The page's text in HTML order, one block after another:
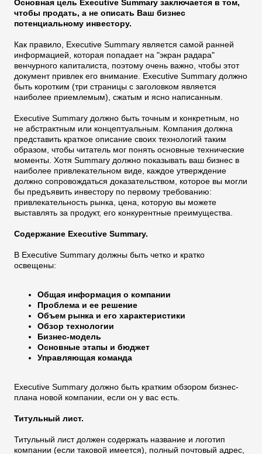
Основная цель Executive Summary заключается в том,
чтобы продать, а не описать Ваш бизнес
потенциальному инвестору.
Как правило, Executive Summary является самой ранней
информацией, которая попадает на "экран радара"
венчурного капиталиста, поэтому очень важно, чтобы этот
документ привлек его внимание. Executive Summary должно
быть коротким (три страницы с заголовком является
наиболее приемлемым), сжатым и ясно написанным.
Executive Summary должно быть точным и конкретным, но
не абстрактным или концептуальным. Компания должна
представить краткое описание своих технологий таким
образом, чтобы читатель мог понять основные технические
моменты. Хотя Summary должно показывать ваш бизнес в
наиболее привлекательном виде, каждое утверждение
должно сопровождаться доказательством, которое вы могли
бы предъявить инвестору по первому требованию:
привлекательность рынка, цена, которую вы можете
выставлять за продукт, его конкурентные преимущества.
Содержание Executive Summary.
В Executive Summary должны быть четко и кратко
освещены:
Общая информация о компании
Проблема и ee решениe
Объем рынка и его характеристики
Обзор технологии
Бизнес-модель
Основные этапы и бюджет
Управляющая команда
Executive Summary должно быть кратким обзором бизнес-
плана новой компании, если он у вас есть.
Титульный лист.
Титульный лист должен содержать название и логотип
компании (если таковой имеется), полный почтовый адрес,